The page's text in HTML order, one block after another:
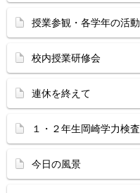
授業参観・各学年の活動
校内授業研修会
連休を終えて
１・２年生岡崎学力検査
今日の風景